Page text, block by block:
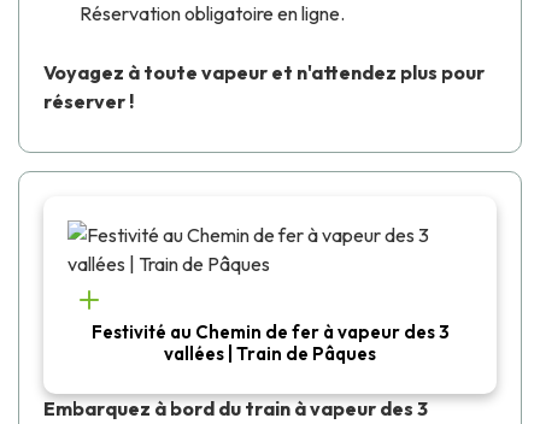
Réservation obligatoire en ligne.
Voyagez à toute vapeur et n'attendez plus pour
réserver !
Festivité au Chemin de fer à vapeur des 3
vallées | Train de Pâques
Embarquez à bord du train à vapeur des 3